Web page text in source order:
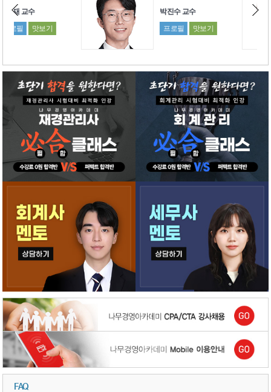
박진수 교수
프로필
이
FAQ